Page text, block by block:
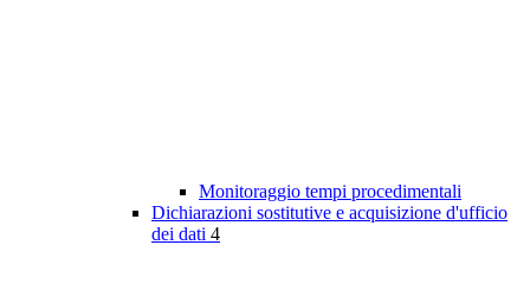
Monitoraggio tempi procedimentali
Dichiarazioni sostitutive e acquisizione d'ufficio
dei dati 4